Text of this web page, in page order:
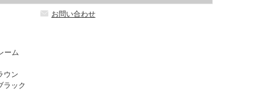
お問い合わせ
ーム
ウン
ラック